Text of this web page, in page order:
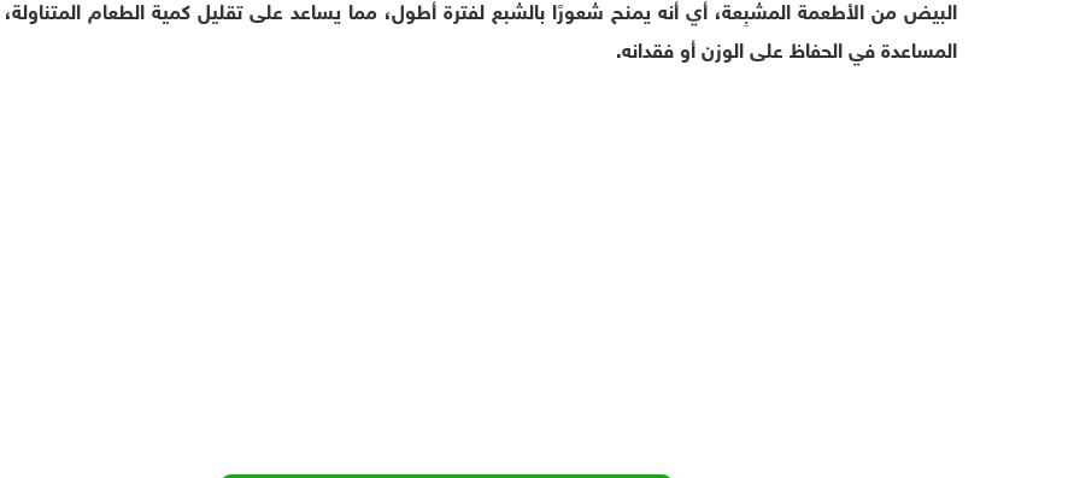
البيض من الأطعمة المشبِعة، أي أنه يمنح شعورًا بالشبع لفترة أطول، مما يساعد على تقليل كمية الطعام المتناولة،
المساعدة في الحفاظ على الوزن أو فقدانه.